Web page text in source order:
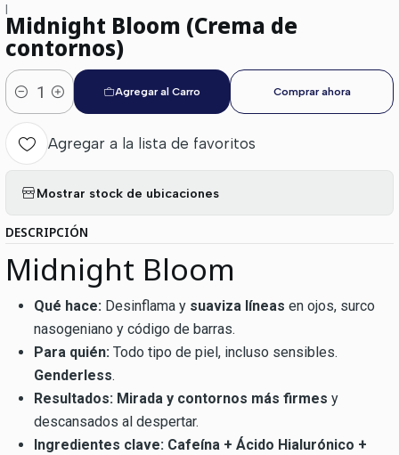
|
Midnight Bloom (Crema de
contornos)
Cantidad
Agregar al Carro Comprar ahora
Agregar a la lista de favoritos
Mostrar stock de ubicaciones
DESCRIPCIÓN
Midnight Bloom
Qué hace: Desinflama y suaviza líneas en ojos, surco
nasogeniano y código de barras.
Para quién: Todo tipo de piel, incluso sensibles.
Genderless.
Resultados: Mirada y contornos más firmes y
descansados al despertar.
Ingredientes clave: Cafeína + Ácido Hialurónico +